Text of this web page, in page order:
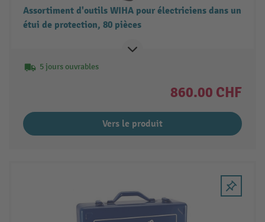
Assortiment d'outils WIHA pour électriciens dans un
étui de protection, 80 pièces
5 jours ouvrables
860.00 CHF
Vers le produit